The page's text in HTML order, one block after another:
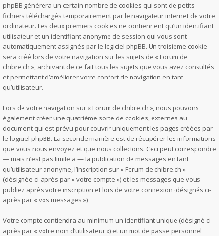
phpBB génèrera un certain nombre de cookies qui sont de petits
fichiers téléchargés temporairement par le navigateur internet de votre
ordinateur. Les deux premiers cookies ne contiennent qu’un identifiant
utilisateur et un identifiant anonyme de session qui vous sont
automatiquement assignés par le logiciel phpBB. Un troisième cookie
sera créé lors de votre navigation sur les sujets de « Forum de
chibre.ch », archivant de ce fait tous les sujets que vous avez consultés
et permettant d’améliorer votre confort de navigation en tant
qu’utilisateur.
Lors de votre navigation sur « Forum de chibre.ch », nous pouvons
également créer une quatrième sorte de cookies, externes au
document qui est prévu pour couvrir uniquement les pages créées par
le logiciel phpBB. La seconde manière est de récupérer les informations
que vous nous envoyez et que nous collectons. Ceci peut correspondre
— mais n’est pas limité à — la publication de messages en tant
qu’utilisateur anonyme, l’inscription sur « Forum de chibre.ch »
(désignée ci-après par « votre compte ») et les messages que vous
publiez après votre inscription et lors de votre connexion (désignés ci-
après par « vos messages »).
Votre compte contiendra au minimum un identifiant unique (désigné ci-
après par « votre nom d’utilisateur ») et un mot de passe personnel